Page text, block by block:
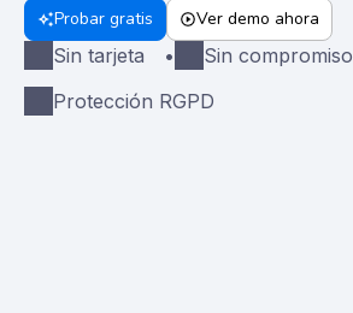
Probar gratis Ver demo ahora
Sin tarjeta •
Sin compromiso
Protección RGPD